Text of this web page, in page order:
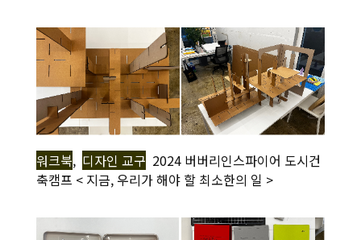
워크북, 디자인 교구 2024 버버리인스파이어 도시건
축캠프 < 지금, 우리가 해야 할 최소한의 일 >